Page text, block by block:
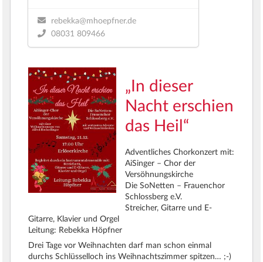
rebekka@mhoepfner.de
08031 809466
„In dieser
Nacht erschien
das Heil“
Adventliches Chorkonzert mit:
AiSinger – Chor der
Versöhnungskirche
Die SoNetten – Frauenchor
Schlossberg e.V.
Streicher, Gitarre und E-
Gitarre, Klavier und Orgel
Leitung: Rebekka Höpfner
Drei Tage vor Weihnachten darf man schon einmal
durchs Schlüsselloch ins Weihnachtszimmer spitzen… ;-)